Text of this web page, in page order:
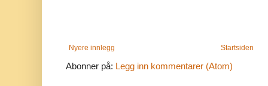
Nyere innlegg Startsiden
Abonner på: Legg inn kommentarer (Atom)